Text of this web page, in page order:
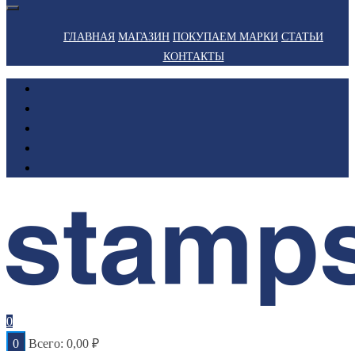
ГЛАВНАЯ МАГАЗИН ПОКУПАЕМ МАРКИ СТАТЬИ
КОНТАКТЫ
0
0
Всего: 0,00 ₽